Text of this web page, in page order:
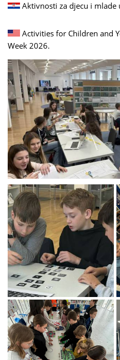
Aktivnosti za djecu i mlade
Activities for Children and
Week 2026.